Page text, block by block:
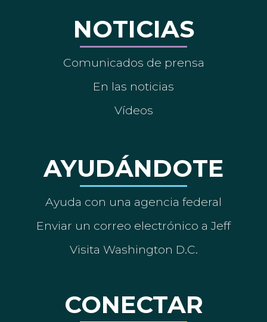
NOTICIAS
Comunicados de prensa
En las noticias
Vídeos
AYUDÁNDOTE
Ayuda con una agencia federal
Enviar un correo electrónico a Jeff
Visita Washington D.C.
CONECTAR